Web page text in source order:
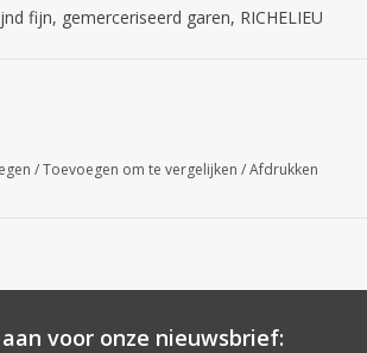
fijn, gemerceriseerd garen, RICHELIEU
licht. Verwerkt met de hand in vorm
traditionele en moderne vormen op het
/Toevoegen om te vergelijken /Afdrukken
voor onze nieuwsbrief: